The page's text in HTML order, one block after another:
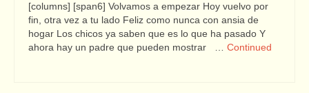
[columns] [span6] Volvamos a empezar Hoy vuelvo por
fin, otra vez a tu lado Feliz como nunca con ansia de
hogar Los chicos ya saben que es lo que ha pasado Y
ahora hay un padre que pueden mostrar … Continued